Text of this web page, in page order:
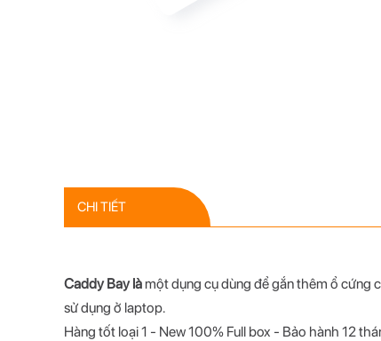
CHI TIẾT
Caddy Bay là một dụng cụ dùng để gắn thêm ổ cứng
sử dụng ở laptop.
Hàng tốt loại 1 - New 100% Full box - Bảo hành 12